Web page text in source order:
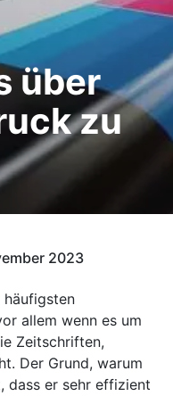
über
zu
2023
allem wenn es um
Zeitschriften,
Der Grund, warum
dass er sehr effizient